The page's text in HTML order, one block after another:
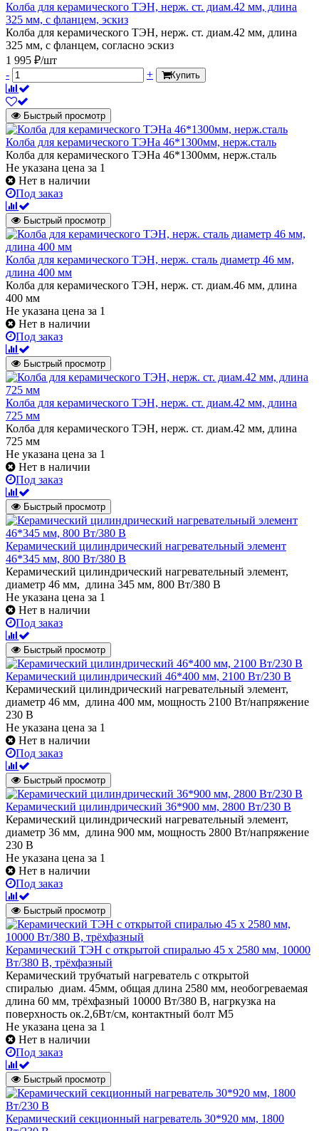
Колба для керамического ТЭН, нерж. ст. диам.42 мм, длина
325 мм, с фланцем, эскиз
Колба для керамического ТЭН, нерж. ст. диам.42 мм, длина
325 мм, с фланцем, согласно эскиз
1 995 ₽/шт
-
+ Купить
Быстрый просмотр
Колба для керамического ТЭНа 46*1300мм, нерж.сталь
Колба для керамического ТЭНа 46*1300мм, нерж.сталь
Не указана цена за 1
Нет в наличии
Под заказ
Быстрый просмотр
Колба для керамического ТЭН, нерж. сталь диаметр 46 мм,
длина 400 мм
Колба для керамического ТЭН, нерж. ст. диам.46 мм, длина
400 мм
Не указана цена за 1
Нет в наличии
Под заказ
Быстрый просмотр
Колба для керамического ТЭН, нерж. ст. диам.42 мм, длина
725 мм
Колба для керамического ТЭН, нерж. ст. диам.42 мм, длина
725 мм
Не указана цена за 1
Нет в наличии
Под заказ
Быстрый просмотр
Керамический цилиндрический нагревательный элемент
46*345 мм, 800 Вт/380 В
Керамический цилиндрический нагревательный элемент,
диаметр 46 мм, длина 345 мм, 800 Вт/380 В
Не указана цена за 1
Нет в наличии
Под заказ
Быстрый просмотр
Керамический цилиндрический 46*400 мм, 2100 Вт/230 В
Керамический цилиндрический нагревательный элемент,
диаметр 46 мм, длина 400 мм, мощность 2100 Вт/напряжение
230 В
Не указана цена за 1
Нет в наличии
Под заказ
Быстрый просмотр
Керамический цилиндрический 36*900 мм, 2800 Вт/230 В
Керамический цилиндрический нагревательный элемент,
диаметр 36 мм, длина 900 мм, мощность 2800 Вт/напряжение
230 В
Не указана цена за 1
Нет в наличии
Под заказ
Быстрый просмотр
Керамический ТЭН с открытой спиралью 45 х 2580 мм, 10000
Вт/380 В, трёхфазный
Керамический трубчатый нагреватель с открытой
спиралью диам. 45мм, общая длина 2580 мм, необогреваемая
длина 60 мм, трёхфазный 10000 Вт/380 В, нагркузка на
поверхность ок.2,6Вт/см, контактный болт М5
Не указана цена за 1
Нет в наличии
Под заказ
Быстрый просмотр
Керамический секционный нагреватель 30*920 мм, 1800